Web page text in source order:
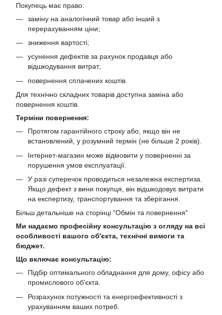
Покупець має право:
заміну на аналогічний товар або інший з
перерахуванням ціни;
зниження вартості;
усунення дефектів за рахунок продавця або
відшкодування витрат;
повернення сплачених коштів.
Для технічно складних товарів доступна заміна або
повернення коштів.
Терміни повернення:
Протягом гарантійного строку або, якщо він не
встановлений, у розумний термін (не більше 2 років).
Інтернет-магазин може відмовити у поверненні за
порушення умов експлуатації.
У разі суперечок проводиться незалежна експертиза.
Якщо дефект з вини покупця, він відшкодовує витрати
на експертизу, транспортування та зберігання.
Більш детальніше на сторінці "Обмін та повернення"
Ми надаємо професійну консультацію з огляду на всі
особливості вашого об'єкта, технічні вимоги та
бюджет.
Що включає консультацію:
Підбір оптимального обладнання для дому, офісу або
промислового об'єкта.
Розрахунок потужності та енергоефективності з
урахуванням ваших потреб.